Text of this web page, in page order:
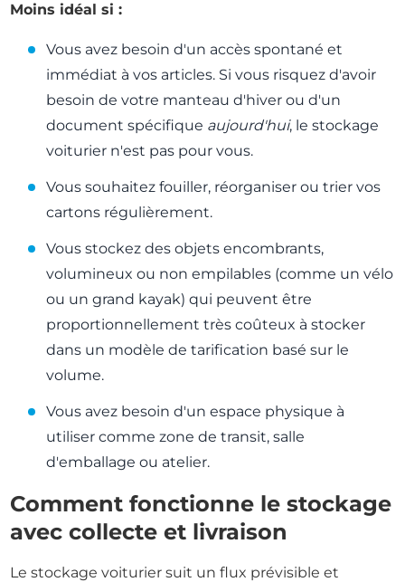
Moins idéal si :
Vous avez besoin d'un accès spontané et
immédiat à vos articles. Si vous risquez d'avoir
besoin de votre manteau d'hiver ou d'un
document spécifique aujourd'hui, le stockage
voiturier n'est pas pour vous.
Vous souhaitez fouiller, réorganiser ou trier vos
cartons régulièrement.
Vous stockez des objets encombrants,
volumineux ou non empilables (comme un vélo
ou un grand kayak) qui peuvent être
proportionnellement très coûteux à stocker
dans un modèle de tarification basé sur le
volume.
Vous avez besoin d'un espace physique à
utiliser comme zone de transit, salle
d'emballage ou atelier.
Comment fonctionne le stockage
avec collecte et livraison
Le stockage voiturier suit un flux prévisible et